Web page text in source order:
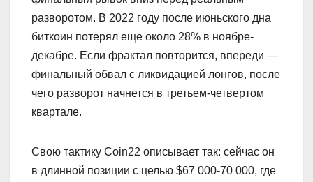
разворотом. В 2022 году после июньского дна
биткоин потерял еще около 28% в ноябре-
декабре. Если фрактал повторится, впереди —
финальный обвал с ликвидацией лонгов, после
чего разворот начнется в третьем-четвертом
квартале.
Свою тактику Coin22 описывает так: сейчас он
в длинной позиции с целью $67 000-70 000, где